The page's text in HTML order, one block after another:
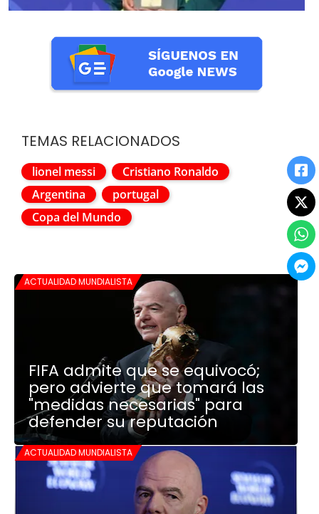
TEMAS RELACIONADOS
lionel messi
Cristiano Ronaldo
Argentina
portugal
Copa del Mundo
ACTUALIDAD MUNDIALISTA
FIFA admite que se equivocó;
pero advierte que tomará las
"medidas necesarias" para
defender su reputación
ACTUALIDAD MUNDIALISTA